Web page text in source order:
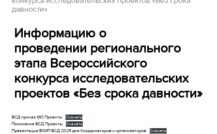
давности»
Информацию о
проведении регионального
этапа Всероссийского
конкурса исследовательских
проектов «Без срока давности»
БСД приказ МО Проекты
Скачать
Положение БСД Проекты
Скачать
Презентация ВКИП БСД 2025 для Координаторов и организаторов
Скачать